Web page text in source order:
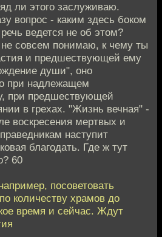
ли этого заслуживаю.
вопрос - каким здесь боком
ведется не об этом?
совсем понимаю, к чему ты
и предшествующей ему
души", оно
при надлежащем
при предшествующей
в грехах. "Жизнь вечная" -
воскресения мертвых и
наступит
благодать. Где ж тут
60
посоветовать
количеству храмов до
время и сейчас. Ждут